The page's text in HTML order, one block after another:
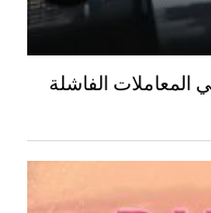
المعاملات الفاشلة